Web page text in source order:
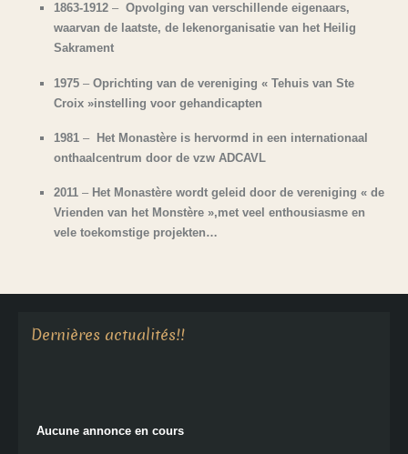
1863-1912 – Opvolging van verschillende eigenaars,
waarvan de laatste, de lekenorganisatie van het Heilig
Sakrament
1975 – Oprichting van de vereniging « Tehuis van Ste
Croix »instelling voor gehandicapten
1981 – Het Monastère is hervormd in een internationaal
onthaalcentrum door de vzw ADCAVL
2011 – Het Monastère wordt geleid door de vereniging « de
Vrienden van het Monstère »,met veel enthousiasme en
vele toekomstige projekten…
Dernières actualités!!
Aucune annonce en cours
Aucune annonce en cours